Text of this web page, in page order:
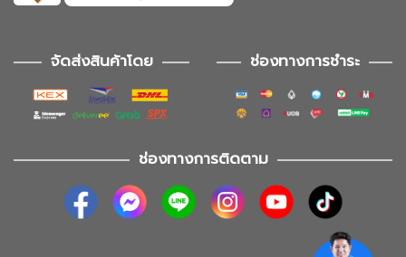
จัดส่งสินค้าโดย ช่องทางการชำระ
ช่องทางการติดตาม